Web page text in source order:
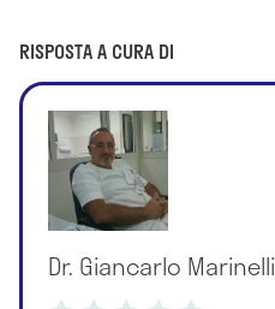
RISPOSTA A CURA DI
Dr. Giancarlo Marinelli